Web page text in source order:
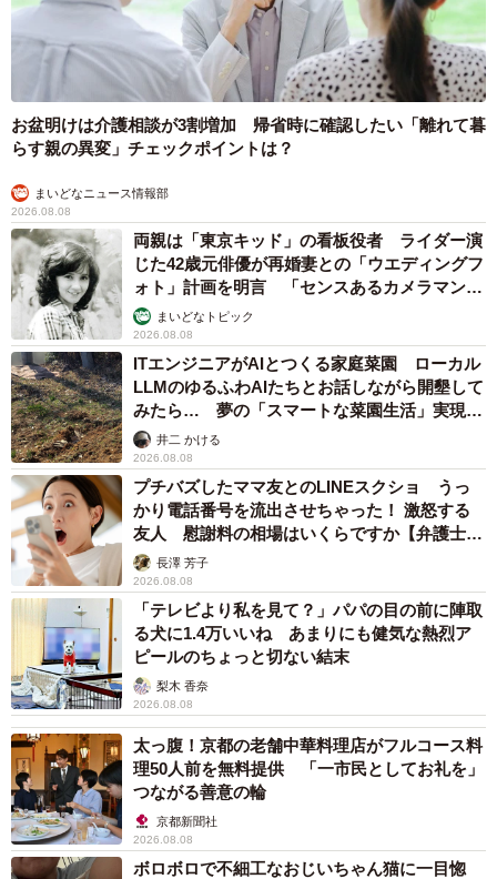
お盆明けは介護相談が3割増加 帰省時に確認したい「離れて暮
らす親の異変」チェックポイントは？
まいどなニュース情報部
2026.08.08
両親は「東京キッド」の看板役者 ライダー演
じた42歳元俳優が再婚妻との「ウエディングフ
ォト」計画を明言 「センスあるカメラマン求
む」まいどなトピック
2026.08.08
ITエンジニアがAIとつくる家庭菜園 ローカル
LLMのゆるふわAIたちとお話しながら開墾して
みたら… 夢の「スマートな菜園生活」実現な
るか井二 かける
2026.08.08
プチバズしたママ友とのLINEスクショ うっ
かり電話番号を流出させちゃった！ 激怒する
友人 慰謝料の相場はいくらですか【弁護士が
解説】長澤 芳子
2026.08.08
「テレビより私を見て？」パパの目の前に陣取
る犬に1.4万いいね あまりにも健気な熱烈ア
ピールのちょっと切ない結末
梨木 香奈
2026.08.08
太っ腹！京都の老舗中華料理店がフルコース料
理50人前を無料提供 「一市民としてお礼を」
つながる善意の輪
京都新聞社
2026.08.08
ボロボロで不細工なおじいちゃん猫に一目惚